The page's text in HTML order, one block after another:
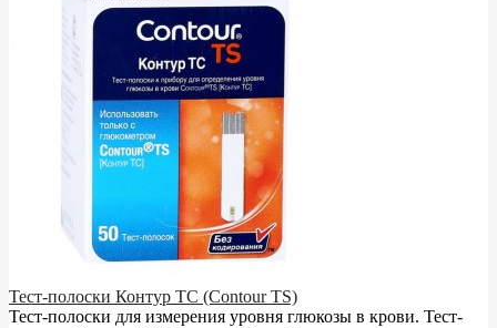
Тест-полоски Контур ТС (Contour TS)
Тест-полоски для измерения уровня глюкозы в крови. Тест-